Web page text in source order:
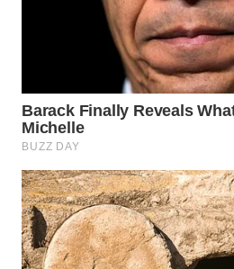
WN
SEMARANG
WN
SOLO
WN